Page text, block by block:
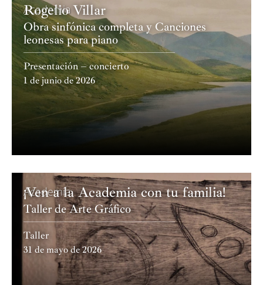
Academia
Rogelio Villar
Obra sinfónica completa y Canciones
leonesas para piano
Presentación – concierto
1 de junio de 2026
Academia
¡Ven a la Academia con tu familia!
Taller de Arte Gráfico
Taller
31 de mayo de 2026